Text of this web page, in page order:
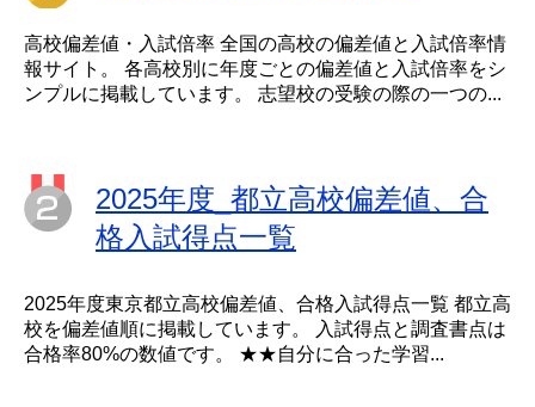
高校偏差値・入試倍率 全国の高校の偏差値と入試倍率情
報サイト。 各高校別に年度ごとの偏差値と入試倍率をシ
ンプルに掲載しています。 志望校の受験の際の一つの...
2025年度_都立高校偏差値、合
格入試得点一覧
2025年度東京都立高校偏差値、合格入試得点一覧 都立高
校を偏差値順に掲載しています。 入試得点と調査書点は
合格率80%の数値です。 ★★自分に合った学習...